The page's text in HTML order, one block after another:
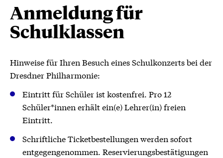
Position
Anmeldung für
Schulklassen
Hinweise für Ihren Besuch eines Schulkonzerts bei der
Dresdner Philharmonie:
Eintritt für Schüler ist kostenfrei. Pro 12
Schüler*innen erhält ein(e) Lehrer(in) freien
Eintritt.
Schriftliche Ticketbestellungen werden sofort
entgegengenommen. Reservierungsbestätigungen